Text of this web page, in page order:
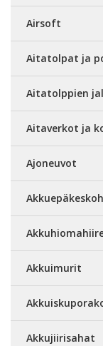
Airsoft
Aitatolpat ja
Aitatolppien
Aitaverkot ja
Ajoneuvot
Akkuimurit
Akkujiirisahat